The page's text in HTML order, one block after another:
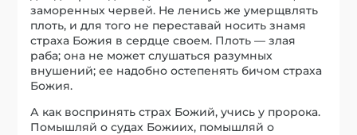
заморенных червей. Не ленись же умерщвлять
плоть, и для того не переставай носить знамя
страха Божия в сердце своем. Плоть — злая
раба; она не может слушаться разумных
внушений; ее надобно остепенять бичом страха
Божия.
А как воспринять страх Божий, учись у пророка.
Помышляй о судах Божиих, помышляй о